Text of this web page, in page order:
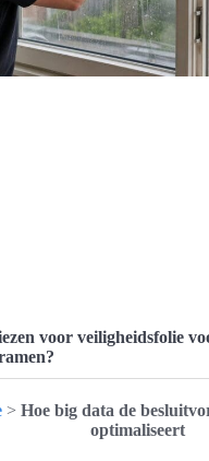
voor veiligheidsfolie
> Hoe big data de
optimaliseert